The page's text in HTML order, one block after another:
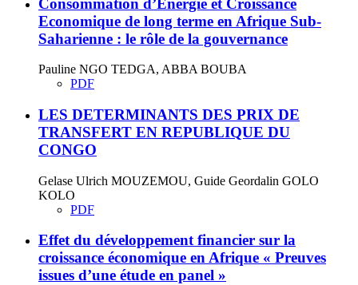
Economique de long terme en Afrique Sub-
Saharienne : le rôle de la gouvernance
Pauline NGO TEDGA, ABBA BOUBA
PDF
LES DETERMINANTS DES PRIX DE
TRANSFERT EN REPUBLIQUE DU
CONGO
Gelase Ulrich MOUZEMOU, Guide Geordalin GOLO
KOLO
PDF
Effet du développement financier sur la
croissance économique en Afrique « Preuves
issues d’une étude en panel »